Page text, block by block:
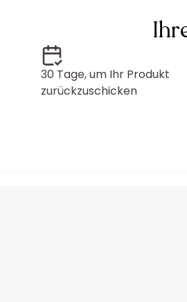
30 Tage, um Ihr Produkt
zurückzuschicken